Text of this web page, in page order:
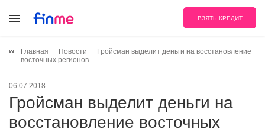
ВЗЯТЬ КРЕДИТ
Главная Новости
Гройсман выделит деньги на восстановление
восточных регионов
06.07.2018
Гройсман выделит деньги на
восстановление восточных